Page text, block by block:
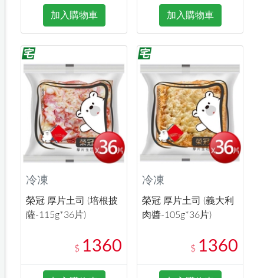
加入購物車 加入購物車
冷凍
榮冠 厚片土司 (培根披
薩-115g*36片)
$ 1360
冷凍
榮冠 厚片土司 (義大利
肉醬-105g*36片)
$ 1360